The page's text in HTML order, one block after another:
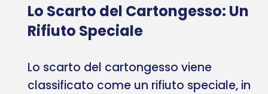
Lo Scarto del Cartongesso: Un
Rifiuto Speciale
Lo scarto del cartongesso viene
classificato come un rifiuto speciale, in